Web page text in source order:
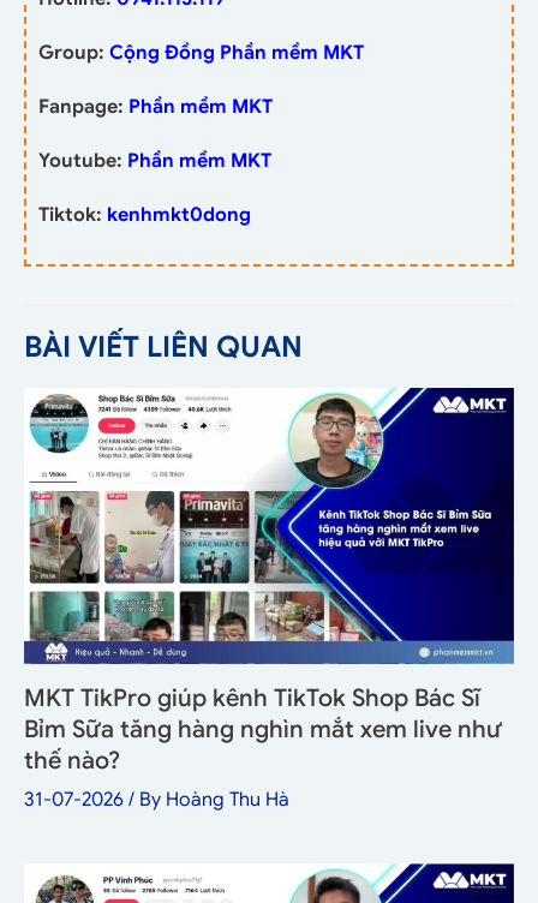
Group: Cộng Đồng Phần mềm MKT
Fanpage: Phần mềm MKT
Youtube: Phần mềm MKT
Tiktok: kenhmkt0dong
BÀI VIẾT LIÊN QUAN
MKT TikPro giúp kênh TikTok Shop Bác Sĩ
Bỉm Sữa tăng hàng nghìn mắt xem live như
thế nào?
31-07-2026 / By Hoàng Thu Hà